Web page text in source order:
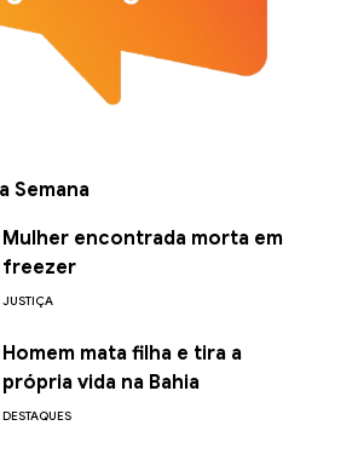
Semana
Mulher encontrada morta em
freezer
JUSTIÇA
Homem mata filha e tira a
própria vida na Bahia
DESTAQUES